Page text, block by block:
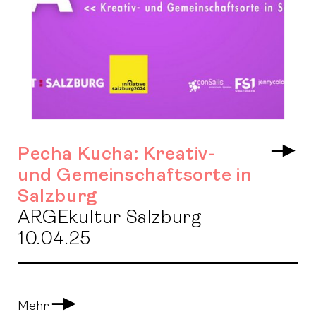
Pecha Kucha: Kreativ-
und Gemeinschaftsorte in
Salzburg
ARGEkultur Salzburg
10.04.25
Mehr Arrow